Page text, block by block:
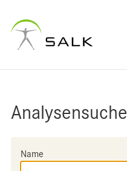
Analysensuche
Name